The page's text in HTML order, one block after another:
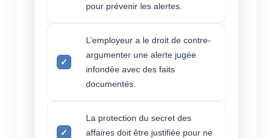
pour prévenir les alertes.
L’employeur a le droit de contre-
argumenter une alerte jugée
infondée avec des faits
documentés.
La protection du secret des
affaires doit être justifiée pour ne